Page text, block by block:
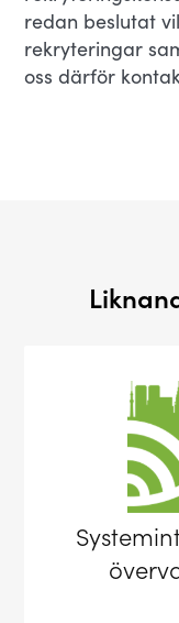
redan beslutat
rekryteringar
oss därför